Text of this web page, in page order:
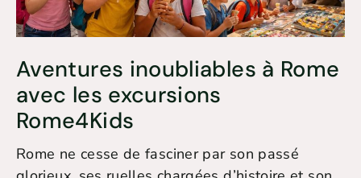
Aventures inoubliables à Rome
avec les excursions
Rome4Kids
Rome ne cesse de fasciner par son passé